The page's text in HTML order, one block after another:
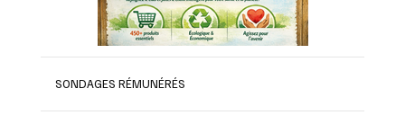
SONDAGES RÉMUNÉRÉS